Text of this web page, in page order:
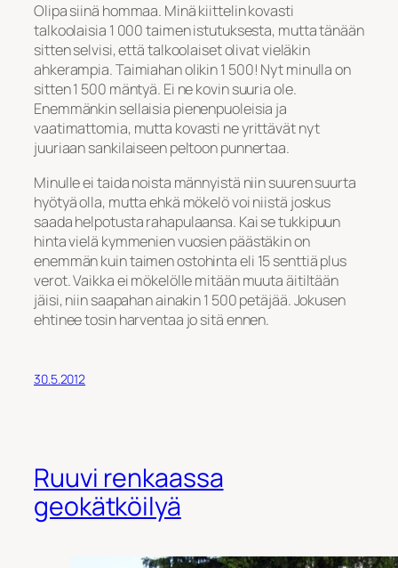
Olipa siinä hommaa. Minä kiittelin kovasti
talkoolaisia 1 000 taimen istutuksesta, mutta tänään
sitten selvisi, että talkoolaiset olivat vieläkin
ahkerampia. Taimiahan olikin 1 500! Nyt minulla on
sitten 1 500 mäntyä. Ei ne kovin suuria ole.
Enemmänkin sellaisia pienenpuoleisia ja
vaatimattomia, mutta kovasti ne yrittävät nyt
juuriaan sankilaiseen peltoon punnertaa.
Minulle ei taida noista männyistä niin suuren suurta
hyötyä olla, mutta ehkä mökelö voi niistä joskus
saada helpotusta rahapulaansa. Kai se tukkipuun
hinta vielä kymmenien vuosien päästäkin on
enemmän kuin taimen ostohinta eli 15 senttiä plus
verot. Vaikka ei mökelölle mitään muuta äitiltään
jäisi, niin saapahan ainakin 1 500 petäjää. Jokusen
ehtinee tosin harventaa jo sitä ennen.
30.5.2012
Ruuvi renkaassa
geokätköilyä